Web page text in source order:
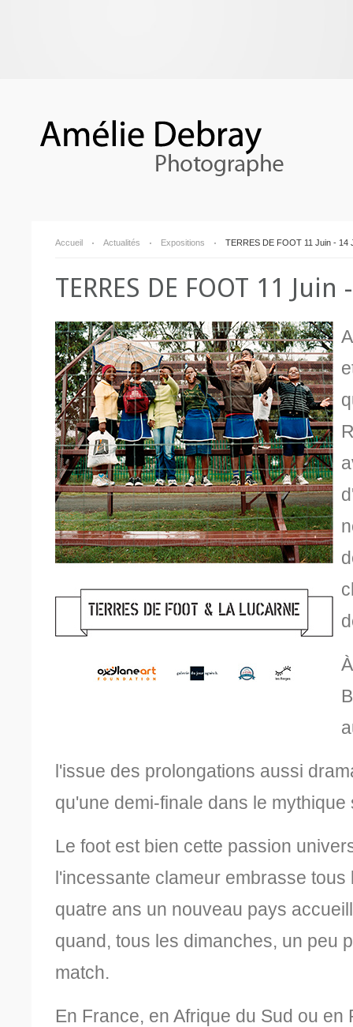
Accueil Actualités Expositions TERRES DE FOOT 11 Juin - 14
TERRES DE FOOT 11
l'issue des prolongations aussi
qu'une demi-finale dans le mythique
Le foot est bien cette passion
l'incessante clameur embrasse tous
quatre ans un nouveau pays
quand, tous les dimanches, un peu
match.
En France, en Afrique du Sud ou en